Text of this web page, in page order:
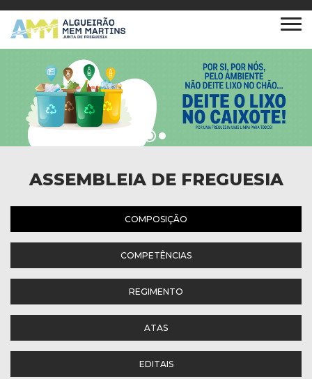
ASSEMBLEIA DE FREGUESIA
COMPOSIÇÃO
COMPETÊNCIAS
REGIMENTO
ATAS
EDITAIS